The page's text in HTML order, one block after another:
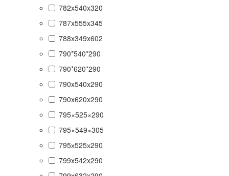
782x540x320
787x555x345
788x349x602
790*540*290
790*620*290
790x540x290
790x620x290
795×525×290
795×549×305
795х525х290
799x542x290